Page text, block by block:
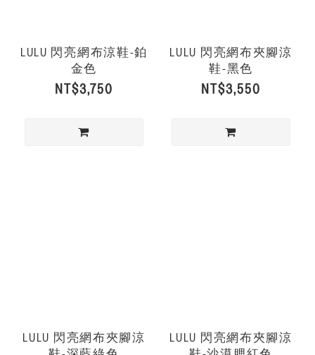
LULU 閃亮網布涼鞋-鉑
金色
NT$3,750
LULU 閃亮網布夾腳涼
鞋-黑色
NT$3,550
LULU 閃亮網布夾腳涼
LULU 閃亮網布夾腳涼